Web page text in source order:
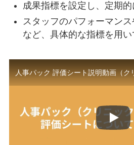
成果指標を設定し、定期的
スタッフのパフォーマン
など、具体的な指標を用い
人事パック 評価シート説明動画（ク